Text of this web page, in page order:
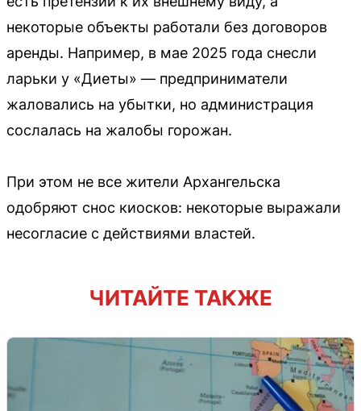
некоторые объекты работали без договоров
аренды. Например, в мае 2025 года снесли
ларьки у «Диеты» — предприниматели
жаловались на убытки, но администрация
сослалась на жалобы горожан.
При этом не все жители Архангельска
одобряют снос киосков: некоторые выражали
несогласие с действиями властей.
ЧИТАЙТЕ ТАКЖЕ